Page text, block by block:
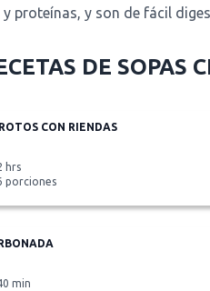
proteínas, y son de fácil
DE SOPAS
CON RIENDAS
hrs
porciones
min